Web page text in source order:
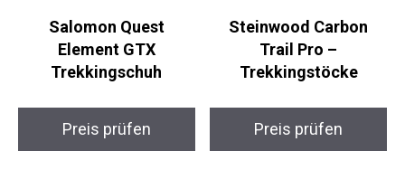
Salomon Quest
Element GTX
Trekkingschuh
Preis prüfen
Steinwood Carbon
Trail Pro –
Trekkingstöcke
Preis prüfen